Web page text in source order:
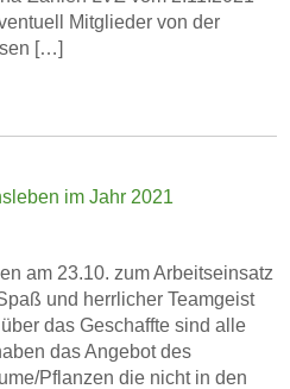
Mitglieder von der
[…]
im Jahr 2021
am 23.10. zum Arbeitseinsatz
und herrlicher Teamgeist
das Geschaffte sind alle
das Angebot des
Pflanzen die nicht in den